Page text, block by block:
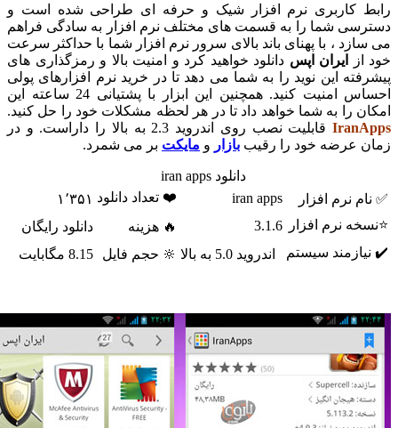
کاربری نرم افزار شیک و حرفه ای طراحی شده است و
شما را به قسمت های مختلف نرم افزار به سادگی فراهم
، با پهنای باند بالای سرور نرم افزار شما با حداکثر سرعت
ازایران اپسدانلود خواهید کرد و امنیت بالا و رمزگذاری های
این نوید را به شما می دهد تا در خرید نرم افزارهای پولی
احساس امنیت کنید. همچنین این ابزار با پشتیانی 24 ساعته این
را به شما خواهد داد تا در هر لحظه مشکلات خود را حل کنید.
قابلیت نصب روی اندروید 2.3 به بالا را داراست. و در
عرضه خود را رقیب بازارومایکتبر می شمرد.
دانلود iran apps
نرم افزار
iran apps ❤️ تعداد دانلود ۱٬۳۵۱
نرم افزار 3.1.6 🔥 هزینه
دانلود رایگان
سیستم
اندروید 5.0 به بالا 🔆 حجم فایل 8.15 مگابایت